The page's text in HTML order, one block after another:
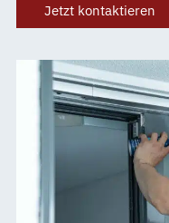
Jetzt kontaktieren